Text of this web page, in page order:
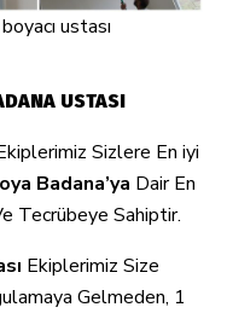
ustası
USTASI
Sizlere En iyi
Badana’ya Dair En
Tecrübeye Sahiptir.
Ekiplerimiz Size
Gelmeden, 1